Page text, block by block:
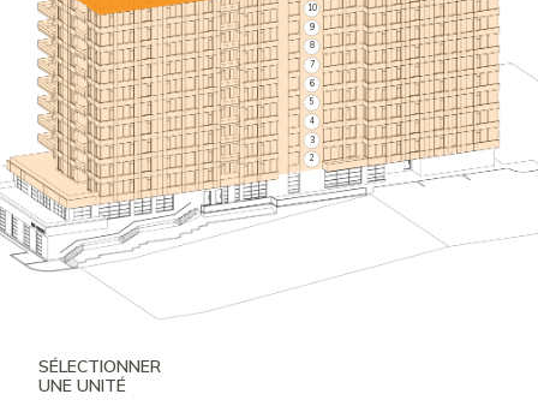
2
3
4
5
6
7
8
9
10
SÉLECTIONNER
UNE UNITÉ